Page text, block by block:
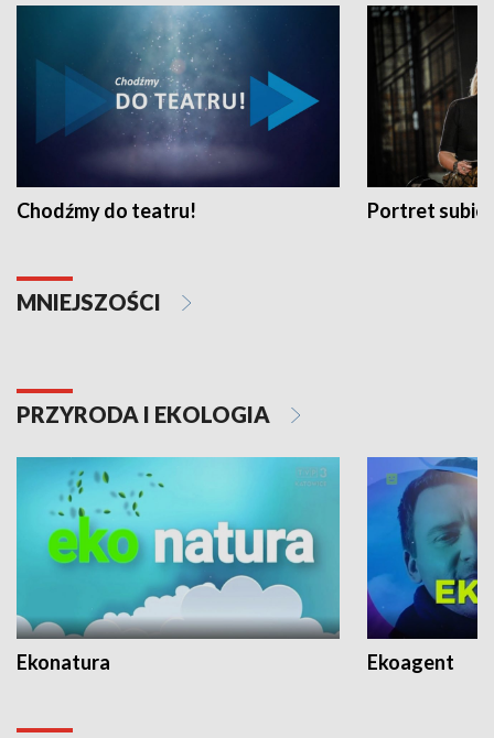
Chodźmy do teatru! Portret
MNIEJSZOŚCI
PRZYRODA I EKOLOGIA
Ekonatura Ekoagent